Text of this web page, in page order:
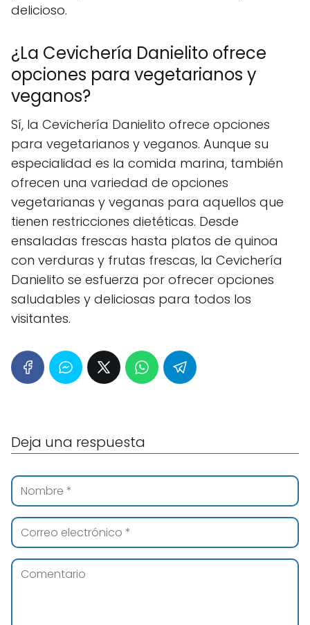
delicioso.
¿La Cevichería Danielito ofrece
opciones para vegetarianos y
veganos?
Sí, la Cevichería Danielito ofrece opciones
para vegetarianos y veganos. Aunque su
especialidad es la comida marina, también
ofrecen una variedad de opciones
vegetarianas y veganas para aquellos que
tienen restricciones dietéticas. Desde
ensaladas frescas hasta platos de quinoa
con verduras y frutas frescas, la Cevichería
Danielito se esfuerza por ofrecer opciones
saludables y deliciosas para todos los
visitantes.
Deja una respuesta